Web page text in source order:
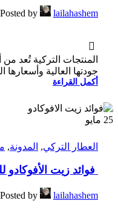
Posted by lailahashem
المنتجات التركية تُعد
جودتها العالية
أكمل القراءة
25 مايو
العطار التركي, المدونة,
فوائد زيت
Posted by lailahashem